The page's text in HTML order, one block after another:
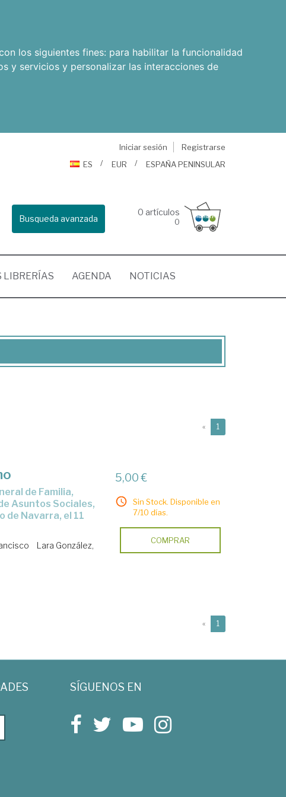
los siguientes fines: para habilitar la funcionalidad
y servicios y personalizar las interacciones de
Iniciar sesión
Registrarse
ES
EUR ESPAÑA PENINSULAR
Busqueda avanzada
0 artículos
0
LIBRERÍAS AGENDA NOTICIAS
« 1
Asuntos Sociales,
de Navarra, el 11
Lara González,
5,00 €
Sin Stock. Disponible en
7/10 días.
COMPRAR
« 1
SÍGUENOS EN